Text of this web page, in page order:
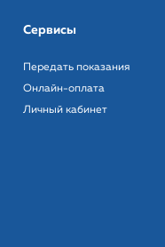
Сервисы
Передать показания
Онлайн-оплата
Личный кабинет